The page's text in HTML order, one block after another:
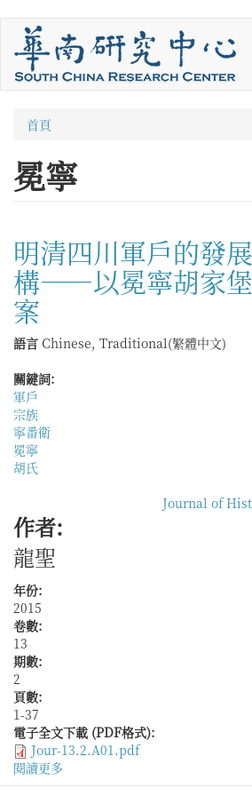
您
在
這
首頁
冕寧
明清四川軍戶的發
構——以冕寧胡家
案
語言 Chinese, Traditional(繁體中文)
關鍵詞:
軍戶
宗族
寧番衛
冕寧
胡氏
Journal of
作者:
龍聖
年份:
2015
卷數:
13
期數:
2
頁數:
1-37
電子全文下載 (PDF格式):
Jour-13.2.A01.pdf
閱讀更多
於